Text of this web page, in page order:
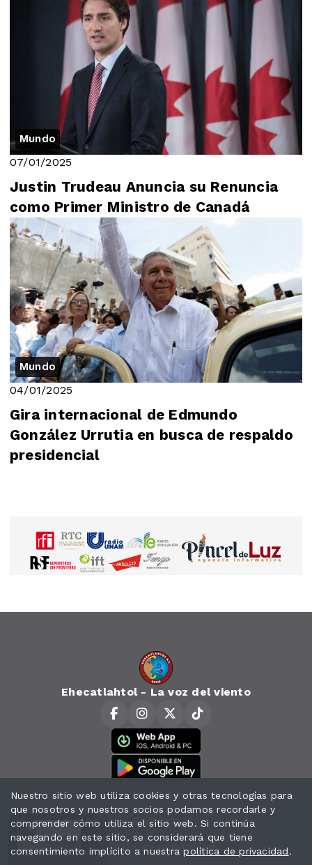
Mundo
07/01/2025
Justin Trudeau Anuncia su Renuncia
como Primer Ministro de Canadá
Mundo
04/01/2025
Gira internacional de Edmundo
González Urrutia en busca de respaldo
presidencial
Ehecatlahtol - La voz del viento
Horarios
Contacto
Política de privacidad
Nuestro sitio web utiliza cookies y otras tecnologías para
que nosotros y nuestros socios podamos recordarle y
comprender cómo utiliza el sitio web. Si continúa
navegando en este sitio, se considerará que tiene
consentimiento implícito a nuestrapolítica de privacidad.